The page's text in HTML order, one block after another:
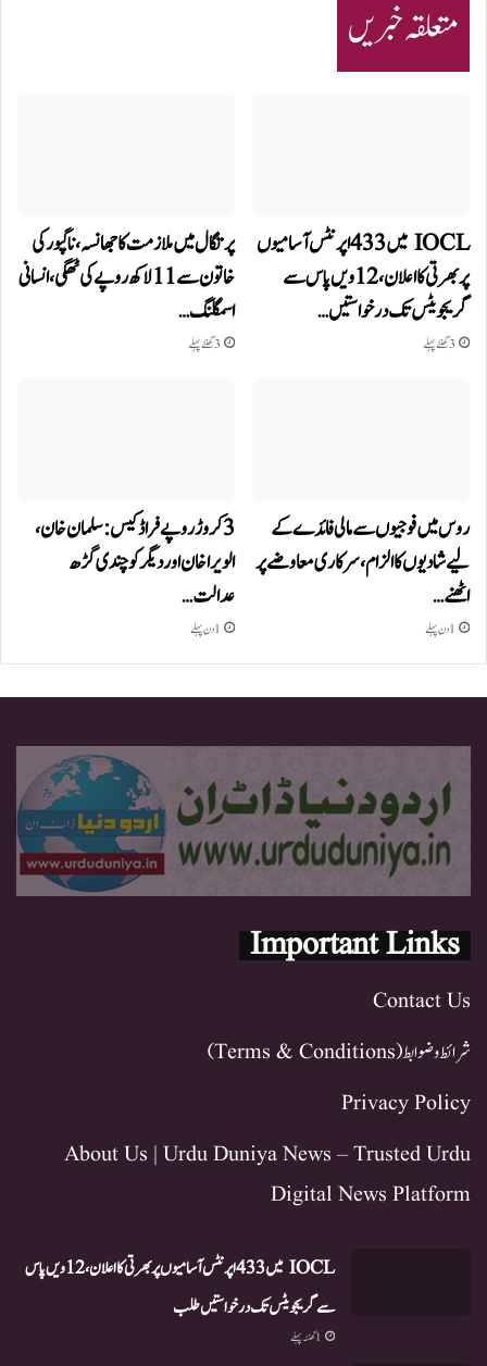
متعلقہ خبریں
IOCL میں 433 اپرنٹس آسامیوں
پر بھرتی کا اعلان، 12ویں پاس سے
گریجویٹس تک درخواستیں…
3 گھنٹے پہلے
پرتگال میں ملازمت کا جھانسہ،ناگپور کی
خاتون سے 11 لاکھ روپے کی ٹھگی، انسانی
اسمگلنگ…
3 گھنٹے پہلے
روس میں فوجیوں سے مالی فائدے کے
لیے شادیوں کا الزام، سرکاری معاوضے پر
اٹھنے…
1 دن پہلے
3 کروڑ روپے فراڈ کیس: سلمان خان،
الویرا خان اور دیگر کو چندی گڑھ
عدالت…
1 دن پہلے
Important Links
Contact Us
شرائط و ضوابط (Terms & Conditions)
Privacy Policy
About Us | Urdu Duniya News – Trusted Urdu
Digital News Platform
IOCL میں 433 اپرنٹس آسامیوں پر بھرتی کا اعلان، 12ویں پاس
سے گریجویٹس تک درخواستیں طلب
1 گھنٹہ پہلے